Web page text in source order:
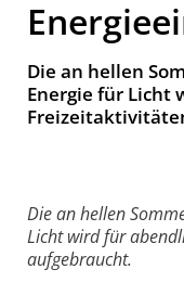
Die an hellen
Energie für Licht
Die an hellen
Licht wird für
aufgebraucht.